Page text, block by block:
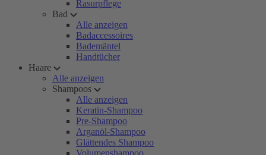
Rasurpflege
Bad
Alle anzeigen
Badaccessoires
Bademäntel
Handtücher
Haare
Alle anzeigen
Shampoos
Alle anzeigen
Keratin-Shampoo
Pre-Shampoo
Arganöl-Shampoo
Glättendes Shampoo
Volumenshampoo